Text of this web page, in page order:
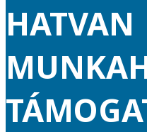
HATVAN